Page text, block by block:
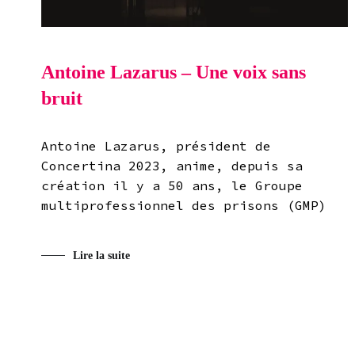
Antoine Lazarus – Une voix sans
bruit
Antoine Lazarus, président de
Concertina 2023, anime, depuis sa
création il y a 50 ans, le Groupe
multiprofessionnel des prisons (GMP)
Lire la suite